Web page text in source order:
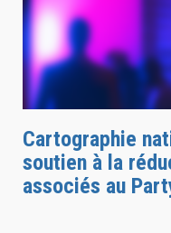
Cartographie
soutien à la
associés au